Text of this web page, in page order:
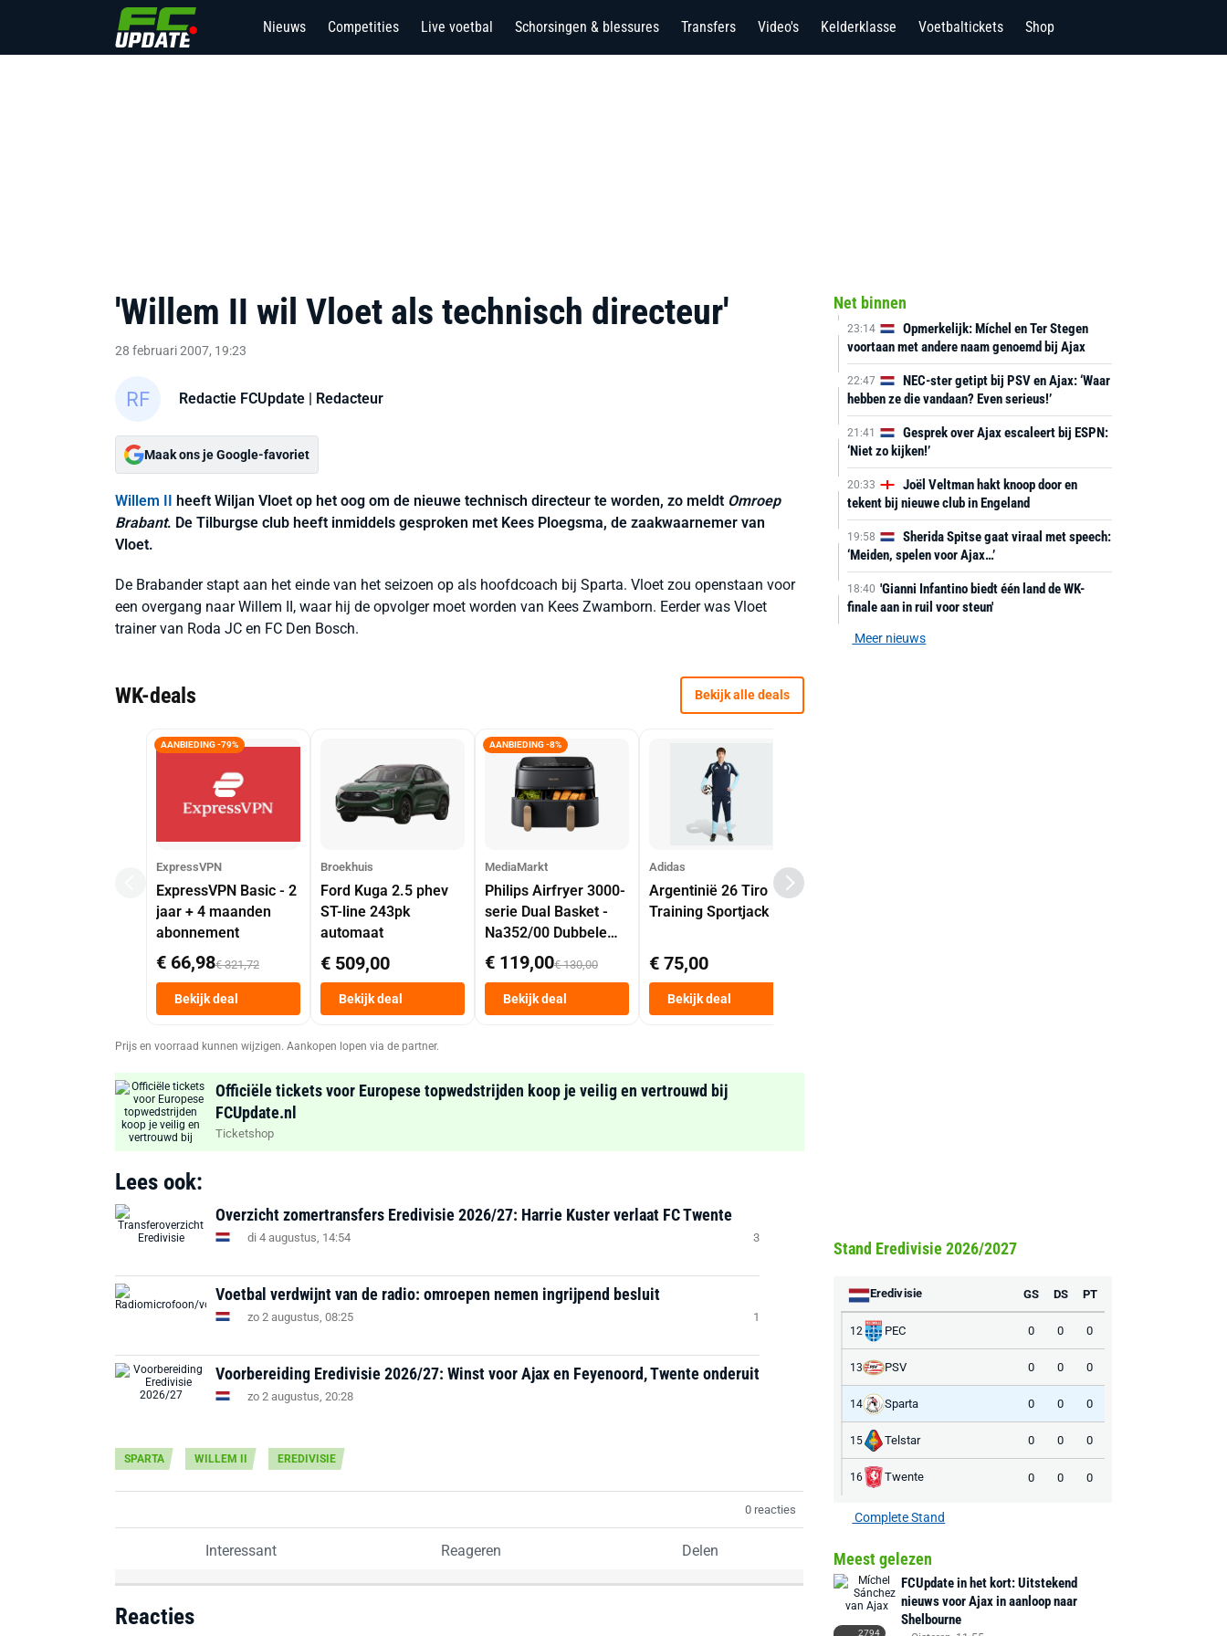
Nieuws Competities Live voetbal Schorsingen & blessures Transfers Video's Kelderklasse Voetbaltickets Shop
'Willem II wil Vloet als technisch directeur'
28 februari 2007, 19:23
Redactie FCUpdate | Redacteur
Maak ons je Google-favoriet
Willem II heeft Wiljan Vloet op het oog om de nieuwe technisch directeur te worden, zo meldt Omroep
Brabant. De Tilburgse club heeft inmiddels gesproken met Kees Ploegsma, de zaakwaarnemer van
Vloet.
De Brabander stapt aan het einde van het seizoen op als hoofdcoach bij Sparta. Vloet zou openstaan voor
een overgang naar Willem II, waar hij de opvolger moet worden van Kees Zwamborn. Eerder was Vloet
trainer van Roda JC en FC Den Bosch.
WK-deals Bekijk alle deals
AANBIEDING -79%
ExpressVPN
ExpressVPN Basic - 2
jaar + 4 maanden
abonnement
€ 66,98€ 321,72
Bekijk deal
Broekhuis
Ford Kuga 2.5 phev
ST-line 243pk
automaat
€ 509,00
Bekijk deal
AANBIEDING -8%
MediaMarkt
Philips Airfryer 3000-
serie Dual Basket -
Na352/00 Dubbele
Mand 9 L Tot 6
Personen
Heteluchtfriteuse
Zwart
€ 119,00€ 130,00
Bekijk deal
Adidas
Argentinië 26 Tiro
Training Sportjack
€ 75,00
Bekijk deal
Prijs en voorraad kunnen wijzigen. Aankopen lopen via de partner.
Officiële tickets voor Europese topwedstrijden koop je veilig en vertrouwd bij
FCUpdate.nl
Ticketshop
Lees ook:
Overzicht zomertransfers Eredivisie 2026/27: Harrie Kuster verlaat FC Twente
di 4 augustus, 14:54 3
Voetbal verdwijnt van de radio: omroepen nemen ingrijpend besluit
zo 2 augustus, 08:25 1
Voorbereiding Eredivisie 2026/27: Winst voor Ajax en Feyenoord, Twente onderuit
zo 2 augustus, 20:28
SPARTA WILLEM II EREDIVISIE
0 reacties
Interessant Reageren Delen
Reacties
Net binnen
23:14
Opmerkelijk: Míchel en Ter Stegen
voortaan met andere naam genoemd bij Ajax
22:47
NEC-ster getipt bij PSV en Ajax: ‘Waar
hebben ze die vandaan? Even serieus!’
21:41
Gesprek over Ajax escaleert bij ESPN:
‘Niet zo kijken!’
20:33
Joël Veltman hakt knoop door en
tekent bij nieuwe club in Engeland
19:58
Sherida Spitse gaat viraal met speech:
‘Meiden, spelen voor Ajax…’
18:40 'Gianni Infantino biedt één land de WK-
finale aan in ruil voor steun'
Meer nieuws
Stand Eredivisie 2026/2027
Eredivisie GS DS PT
12 PEC 0 0 0
13 PSV 0 0 0
14 Sparta 0 0 0
15 Telstar 0 0 0
16 Twente 0 0 0
Complete Stand
Meest gelezen
2794
FCUpdate in het kort: Uitstekend
nieuws voor Ajax in aanloop naar
Shelbourne